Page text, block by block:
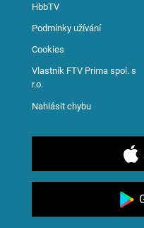
HbbTV
Podmínky užívání
Cookies
Vlastník FTV Prima spol. s
r.o.
Nahlásit chybu